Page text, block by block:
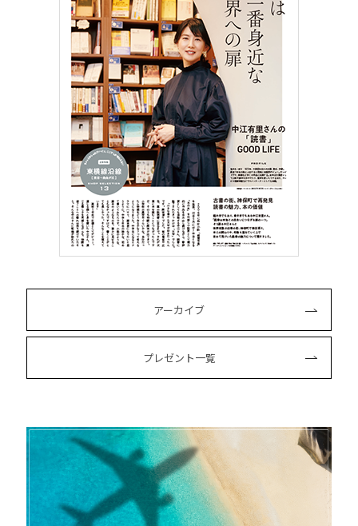
アーカイブ
プレゼント一覧